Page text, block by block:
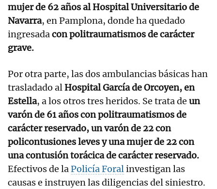
mujer de 62 años al Hospital Universitario de
Navarra, en Pamplona, donde ha quedado
ingresadacon politraumatismos de carácter
grave.
Por otra parte, las dos ambulancias básicas han
trasladado al Hospital García de Orcoyen, en
Estella, a los otros tres heridos. Se trata de un
varón de 61 años con politraumatismos de
carácter reservado, un varón de 22 con
policontusiones leves y una mujer de 22 con
una contusión torácica de carácter reservado.
Efectivos de laPolicía Foralinvestigan las
causas e instruyen las diligencias del siniestro.